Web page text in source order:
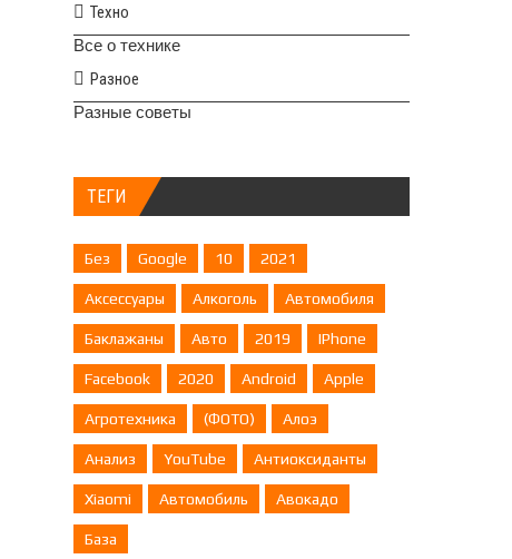
Техно
Все о технике
Разное
Разные советы
ТЕГИ
Без Google 10 2021
Аксессуары Алкоголь Автомобиля
Баклажаны Авто 2019 IPhone
Facebook 2020 Android Apple
Агротехника (ФОТО) Алоэ
Анализ YouTube Антиоксиданты
Xiaomi Автомобиль Авокадо
База